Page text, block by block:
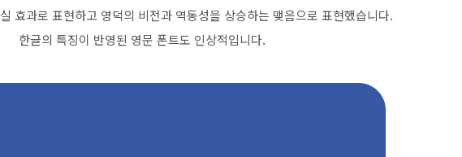
효과로 표현하고 영덕의 비전과 역동성을 상승하는 맺음으로 표현했습니다.
한글의 특징이 반영된 영문 폰트도 인상적입니다.